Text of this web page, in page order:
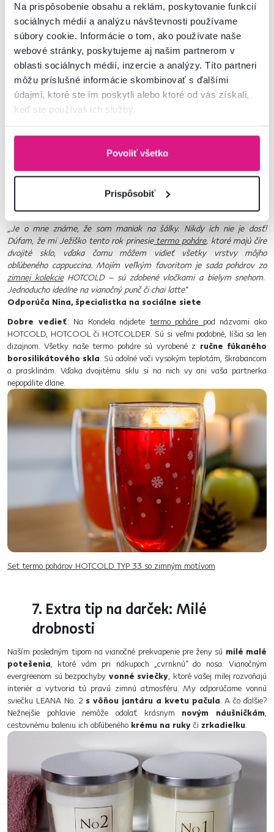
Na prispôsobenie obsahu a reklám, poskytovanie funkcií
sociálnych médií a analýzu návštevnosti používame
súbory cookie. Informácie o tom, ako používate naše
webové stránky, poskytujeme aj našim partnerom v
oblasti sociálnych médií, inzercie a analýzy. Títo partneri
môžu príslušné informácie skombinovať s ďalšími
údajmi, ktoré ste im poskytli alebo ktoré od vás získali,
keď ste používali ich služby.
Povoliť všetko
Prispôsobiť
6. Tip na darček: Termo poháre
„Je o mne známe, že som maniak na šálky. Nikdy ich nie je dosť!
Dúfam, že mi Ježiško tento rok prinesietermo poháre, ktoré majú číre
dvojité sklo, vďaka čomu môžem vidieť všetky vrstvy môjho
obľúbeného cappuccina. Mojím veľkým favoritom je sada pohárov zo
zimnej kolekcieHOTCOLD – sú zdobené vločkami a bielym snehom.
Jednoducho ideálne na vianočný punč či chai latte.“
Odporúča Nina, špecialistka na sociálne siete
Dobre vedieť: Na Kondela nájdete termo poháre pod názvami ako
HOTCOLD, HOTCOOL či HOTCOLDER. Sú si veľmi podobné, líšia sa len
dizajnom. Všetky naše termo poháre sú vyrobené z ručne fúkaného
borosilikátového skla. Sú odolné voči vysokým teplotám, škrabancom
a prasklinám. Vďaka dvojitému sklu si na nich vy ani vaša partnerka
nepopálite dlane.
Set termo pohárov HOTCOLD TYP 33 so zimným motívom
7. Extra tip na darček: Milé
drobnosti
Naším posledným tipom na vianočné prekvapenie pre ženy sú milé malé
potešenia, ktoré vám pri nákupoch „cvrnknú“ do nosa. Vianočným
evergreenom sú bezpochyby vonné sviečky, ktoré vašej milej rozvoňajú
interiér a vytvoria tú pravú zimnú atmosféru. My odporúčame vonnú
sviečku LEANA No. 2 s vôňou jantáru a kvetu pačula. A čo ďalšie?
Nežnejšie pohlavie nemôže odolať krásnym novým náušničkám,
cestovnému baleniu ich obľúbeného krému na ruky či zrkadielku.